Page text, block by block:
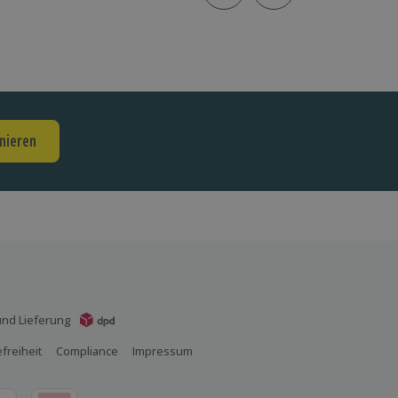
Lieferung
Compliance Impressum